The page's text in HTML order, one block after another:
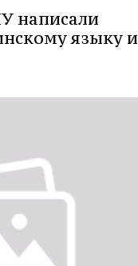
написали
языку и